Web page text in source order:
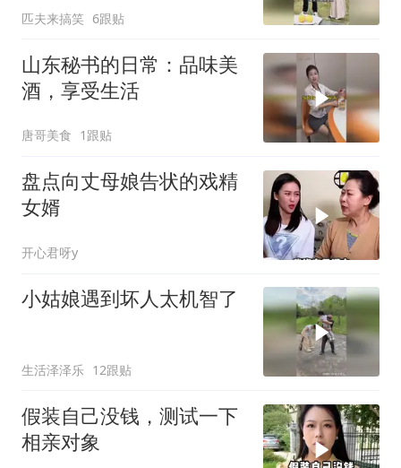
匹夫来搞笑 6跟贴
山东秘书的日常：品味美
酒，享受生活
唐哥美食 1跟贴
盘点向丈母娘告状的戏精
女婿
开心君呀y
小姑娘遇到坏人太机智了
生活泽泽乐 12跟贴
假装自己没钱，测试一下
相亲对象